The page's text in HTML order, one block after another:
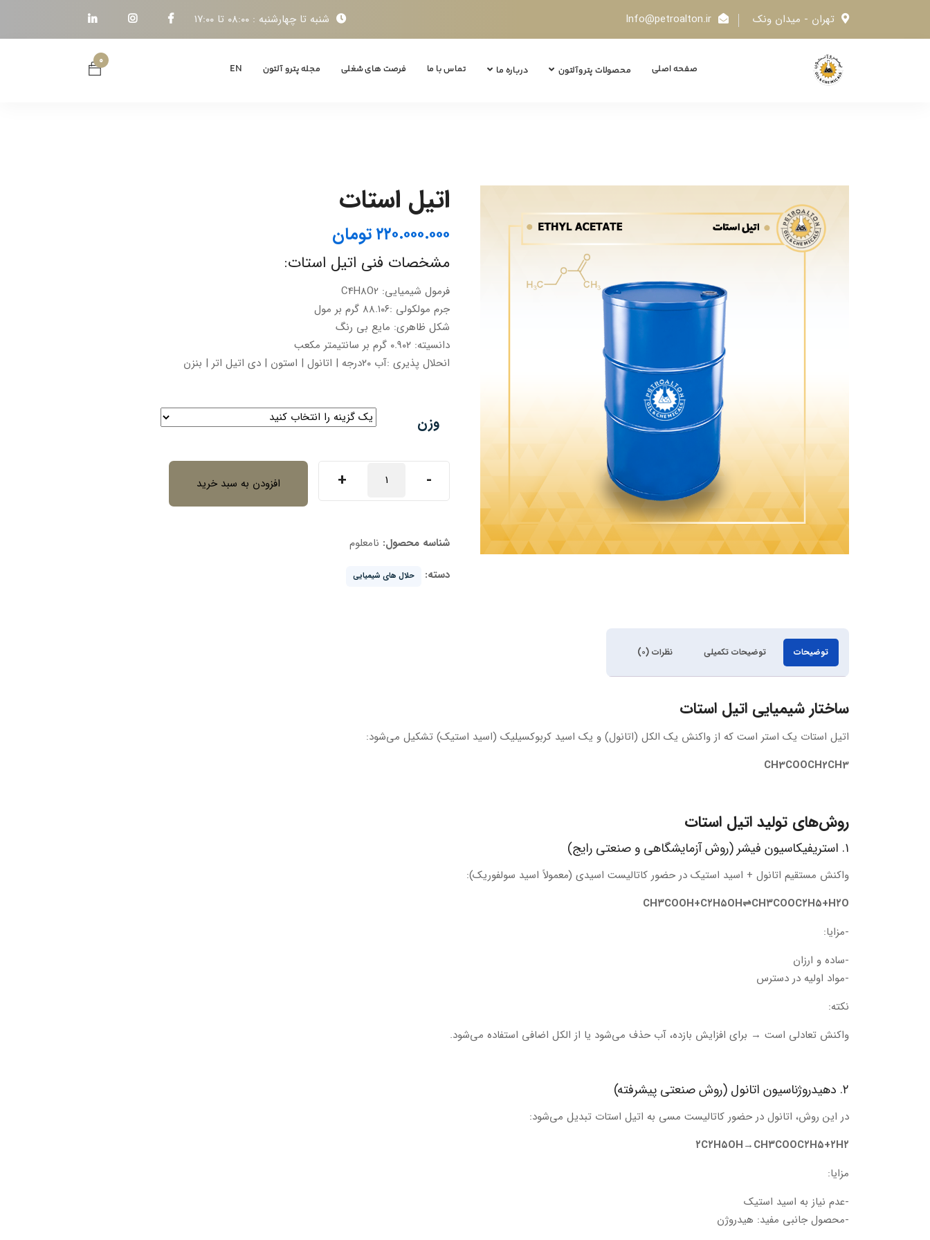
تهران - میدان ونک شنبه تا چهارشنبه : ۰۸:۰۰ تا ۱۷:۰۰
۰
صفحه اصلی محصولات پتروآلتون درباره ما تماس با ما فرصت های شغلی مجله پترو آلتون EN
اتیل استات
۲۲۰.۰۰۰.۰۰۰تومان
مشخصات فنی اتیل استات:
فرمول شیمیایی: C4H8O2
جرم مولکولی :۸۸.۱۰۶ گرم بر مول
شکل ظاهری: مایع بی رنگ
دانسیته: ۰.۹۰۲ گرم بر سانتیمتر مکعب
انحلال پذیری :آب ۲۰درجه | اتانول | استون | دی اتیل اتر | بنزن
وزن
-
استات
عدد
+ افزودن به سبد خرید
شناسه محصول: نامعلوم
دسته:
حلال های شیمیایی
توضیحات توضیحات تکمیلی نظرات (۰)
ساختار شیمیایی اتیل استات
اتیل استات یک استر است که از واکنش یک الکل (اتانول) و یک اسید کربوکسیلیک (اسید استیک) تشکیل می‌شود:
CH3COOCH2CH3
روش‌های تولید اتیل استات
۱. استریفیکاسیون فیشر (روش آزمایشگاهی و صنعتی رایج)
واکنش مستقیم اتانول + اسید استیک در حضور کاتالیست اسیدی (معمولاً اسید سولفوریک):
CH۳COOH+C۲H۵OH⇌CH۳COOC۲H۵+H۲O
-مزایا:
-ساده و ارزان
-مواد اولیه در دسترس
نکته:
واکنش تعادلی است → برای افزایش بازده، آب حذف می‌شود یا از الکل اضافی استفاده می‌شود.
۲. دهیدروژناسیون اتانول (روش صنعتی پیشرفته)
در این روش، اتانول در حضور کاتالیست مسی به اتیل استات تبدیل می‌شود:
۲C۲H۵OH→CH۳COOC۲H۵+۲H۲
مزایا:
-عدم نیاز به اسید استیک
-محصول جانبی مفید: هیدروژن